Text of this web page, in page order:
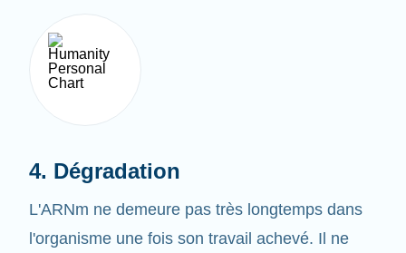
L'ARNm ne demeure pas très longtemps dans
l'organisme une fois son travail achevé. Il ne
provoque pas de changements définitifs et